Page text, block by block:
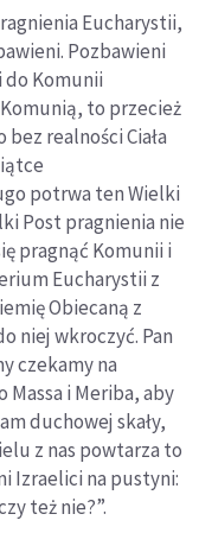
Eucharystii,
Pozbawieni
do Komunii
to przecież
realności Ciała
potrwa ten Wielki
Post pragnienia nie
pragnąć Komunii i
Eucharystii z
Obiecaną z
niej wkroczyć. Pan
czekamy na
i Meriba, aby
duchowej skały,
z nas powtarza to
Izraelici na pustyni:
też nie?”.